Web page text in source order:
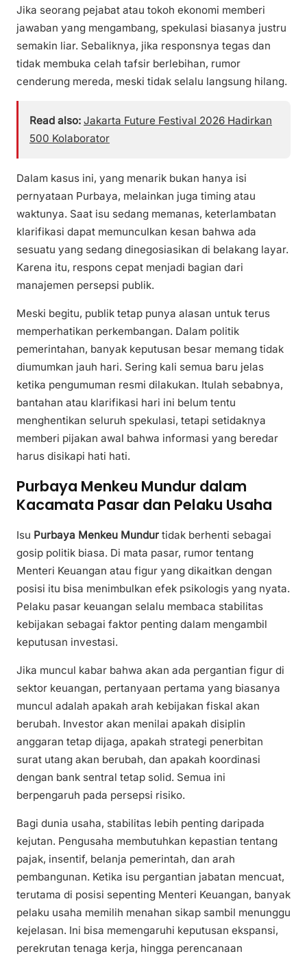
Jika seorang pejabat atau tokoh ekonomi memberi
jawaban yang mengambang, spekulasi biasanya justru
semakin liar. Sebaliknya, jika responsnya tegas dan
tidak membuka celah tafsir berlebihan, rumor
cenderung mereda, meski tidak selalu langsung hilang.
Read also: Jakarta Future Festival 2026 Hadirkan
500 Kolaborator
Dalam kasus ini, yang menarik bukan hanya isi
pernyataan Purbaya, melainkan juga timing atau
waktunya. Saat isu sedang memanas, keterlambatan
klarifikasi dapat memunculkan kesan bahwa ada
sesuatu yang sedang dinegosiasikan di belakang layar.
Karena itu, respons cepat menjadi bagian dari
manajemen persepsi publik.
Meski begitu, publik tetap punya alasan untuk terus
memperhatikan perkembangan. Dalam politik
pemerintahan, banyak keputusan besar memang tidak
diumumkan jauh hari. Sering kali semua baru jelas
ketika pengumuman resmi dilakukan. Itulah sebabnya,
bantahan atau klarifikasi hari ini belum tentu
menghentikan seluruh spekulasi, tetapi setidaknya
memberi pijakan awal bahwa informasi yang beredar
harus disikapi hati hati.
Purbaya Menkeu Mundur dalam
Kacamata Pasar dan Pelaku Usaha
Isu Purbaya Menkeu Mundur tidak berhenti sebagai
gosip politik biasa. Di mata pasar, rumor tentang
Menteri Keuangan atau figur yang dikaitkan dengan
posisi itu bisa menimbulkan efek psikologis yang nyata.
Pelaku pasar keuangan selalu membaca stabilitas
kebijakan sebagai faktor penting dalam mengambil
keputusan investasi.
Jika muncul kabar bahwa akan ada pergantian figur di
sektor keuangan, pertanyaan pertama yang biasanya
muncul adalah apakah arah kebijakan fiskal akan
berubah. Investor akan menilai apakah disiplin
anggaran tetap dijaga, apakah strategi penerbitan
surat utang akan berubah, dan apakah koordinasi
dengan bank sentral tetap solid. Semua ini
berpengaruh pada persepsi risiko.
Bagi dunia usaha, stabilitas lebih penting daripada
kejutan. Pengusaha membutuhkan kepastian tentang
pajak, insentif, belanja pemerintah, dan arah
pembangunan. Ketika isu pergantian jabatan mencuat,
terutama di posisi sepenting Menteri Keuangan, banyak
pelaku usaha memilih menahan sikap sambil menunggu
kejelasan. Ini bisa memengaruhi keputusan ekspansi,
perekrutan tenaga kerja, hingga perencanaan